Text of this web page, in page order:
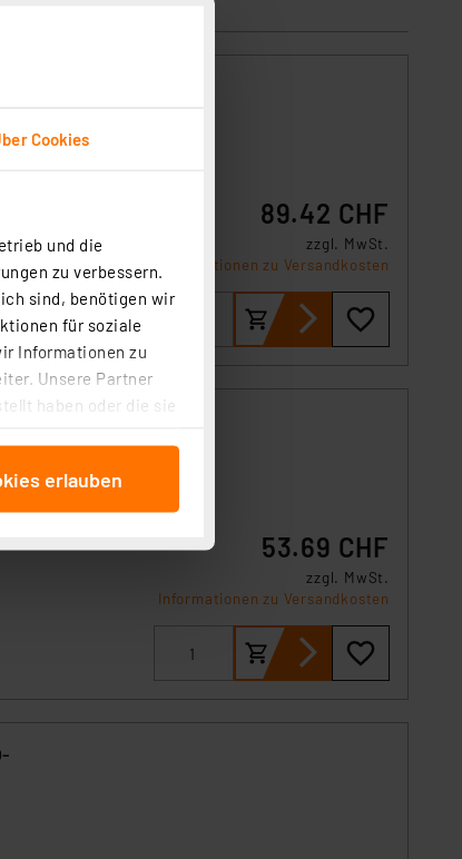
Cookies
und die
zu verbessern.
sind, benötigen wir
für soziale
Informationen zu
Unsere Partner
haben oder die sie
(Art. 6
Klick auf den
Einstellungen“
Daten zur
können
unzureichendem
erlauben
89.42 CHF
zzgl. MwSt.
Informationen zu Versandkosten
53.69 CHF
zzgl. MwSt.
Informationen zu Versandkosten